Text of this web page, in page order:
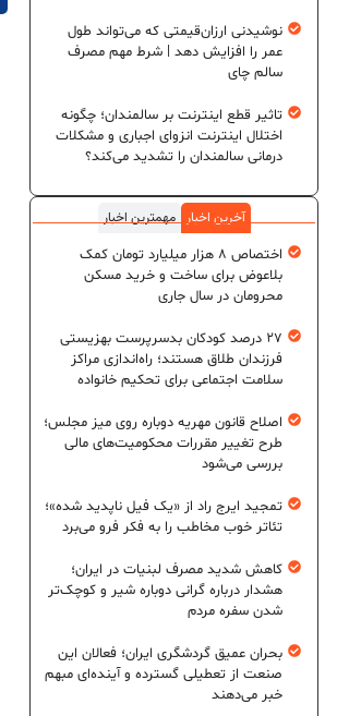
نوشیدنی ارزان‌قیمتی که می‌تواند طول
عمر را افزایش دهد | شرط مهم مصرف
سالم چای
تاثیر قطع اینترنت بر سالمندان؛ چگونه
اختلال اینترنت انزوای اجباری و مشکلات
درمانی سالمندان را تشدید می‌کند؟
آخرین اخبار
مهمترین اخبار
اختصاص ۸ هزار میلیارد تومان کمک
بلاعوض برای ساخت و خرید مسکن
محرومان در سال جاری
۲۷ درصد کودکان بدسرپرست بهزیستی
فرزندان طلاق هستند؛ راه‌اندازی مراکز
سلامت اجتماعی برای تحکیم خانواده
اصلاح قانون مهریه دوباره روی میز مجلس؛
طرح تغییر مقررات محکومیت‌های مالی
بررسی می‌شود
تمجید ایرج راد از «یک فیل ناپدید شده»؛
تئاتر خوب مخاطب را به فکر فرو می‌برد
کاهش شدید مصرف لبنیات در ایران؛
هشدار درباره گرانی دوباره شیر و کوچک‌تر
شدن سفره مردم
بحران عمیق گردشگری ایران؛ فعالان این
صنعت از تعطیلی گسترده و آینده‌ای مبهم
خبر می‌دهند